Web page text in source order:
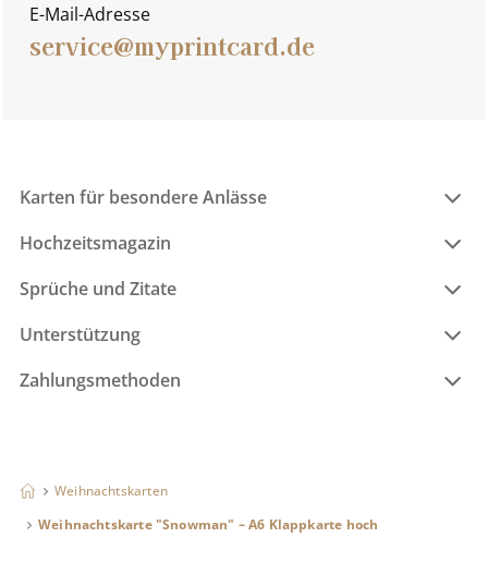
E-Mail-Adresse
service@myprintcard.de
Karten für besondere Anlässe
Hochzeitsmagazin
Sprüche und Zitate
Unterstützung
Zahlungsmethoden
Weihnachtskarten
Weihnachtskarte "Snowman" – A6 Klappkarte hoch